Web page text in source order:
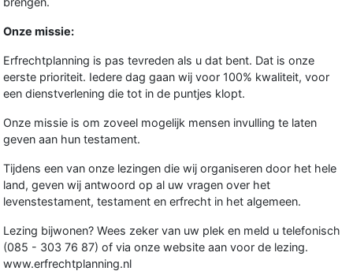
Onze missie:
Erfrechtplanning is pas tevreden als u dat bent. Dat is onze
eerste prioriteit. Iedere dag gaan wij voor 100% kwaliteit, voor
een dienstverlening die tot in de puntjes klopt.
Onze missie is om zoveel mogelijk mensen invulling te laten
geven aan hun testament.
Tijdens een van onze lezingen die wij organiseren door het hele
land, geven wij antwoord op al uw vragen over het
levenstestament, testament en erfrecht in het algemeen.
Lezing bijwonen? Wees zeker van uw plek en meld u telefonisch
(085 - 303 76 87) of via onze website aan voor de lezing.
www.erfrechtplanning.nl